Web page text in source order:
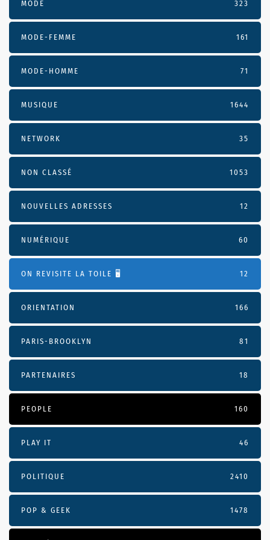
MODE 323
MODE-FEMME 161
MODE-HOMME 71
MUSIQUE 1644
NETWORK 35
NON CLASSÉ 1053
NOUVELLES ADRESSES 12
NUMÉRIQUE 60
ON REVISITE LA TOILE 🖥️ 12
ORIENTATION 166
PARIS-BROOKLYN 81
PARTENAIRES 18
PEOPLE 160
PLAY IT 46
POLITIQUE 2410
POP & GEEK 1478